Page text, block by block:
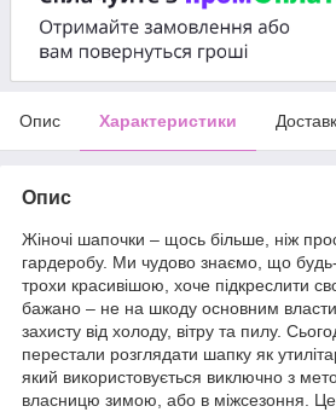
Опис Характеристики
Опис
Жіночі шапочки – щось більше, ніж
гардеробу. Ми чудово знаємо, що будь-
трохи красивішою, хоче підкреслити
бажано – не на шкоду основним
захисту від холоду, вітру та пилу.
перестали розглядати шапку як
який використовується виключно з
власницю зимою, або в міжсезоння. Це